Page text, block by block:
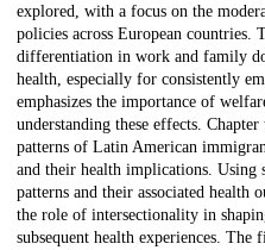
explored, with a focus on the
policies across European countries.
differentiation in work and family
health, especially for consistently
emphasizes the importance of
understanding these effects.
patterns of Latin American
and their health implications. Using
patterns and their associated health
the role of intersectionality in
subsequent health experiences.